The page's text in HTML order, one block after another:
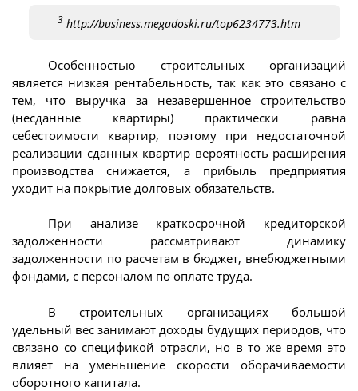
3 http://business.megadoski.ru/top6234773.htm
Особенностью строительных организаций
является низкая рентабельность, так как это связано с
тем, что выручка за незавершенное строительство
(несданные квартиры) практически равна
себестоимости квартир, поэтому при недостаточной
реализации сданных квартир вероятность расширения
производства снижается, а прибыль предприятия
уходит на покрытие долговых обязательств.
При анализе краткосрочной кредиторской
задолженности рассматривают динамику
задолженности по расчетам в бюджет, внебюджетными
фондами, с персоналом по оплате труда.
В строительных организациях большой
удельный вес занимают доходы будущих периодов, что
связано со спецификой отрасли, но в то же время это
влияет на уменьшение скорости оборачиваемости
оборотного капитала.